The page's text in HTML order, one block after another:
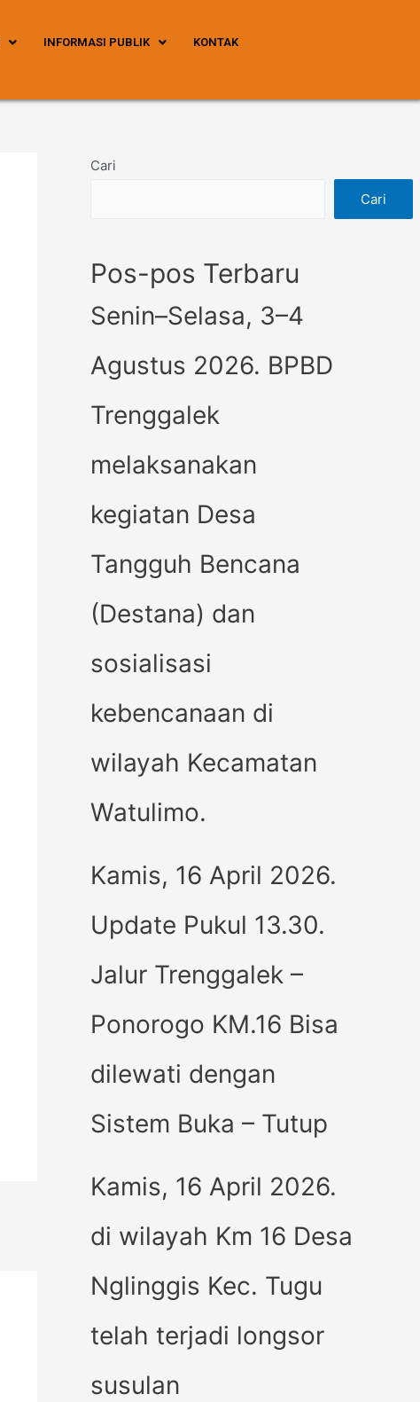
INFORMASI PUBLIK KONTAK
Cari
Cari
Pos-pos Terbaru
Senin–Selasa, 3–4
Agustus 2026. BPBD
Trenggalek
melaksanakan
kegiatan Desa
Tangguh Bencana
(Destana) dan
sosialisasi
kebencanaan di
wilayah Kecamatan
Watulimo.
Kamis, 16 April 2026.
Update Pukul 13.30.
Jalur Trenggalek –
Ponorogo KM.16 Bisa
dilewati dengan
Sistem Buka – Tutup
Kamis, 16 April 2026.
di wilayah Km 16 Desa
Nglinggis Kec. Tugu
telah terjadi longsor
susulan